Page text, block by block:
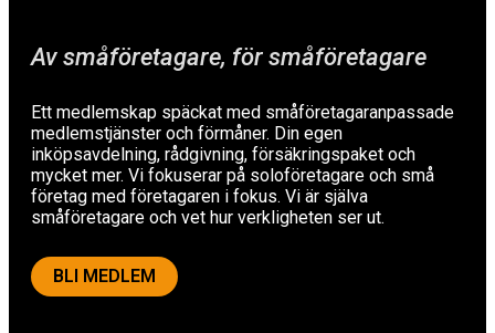
Av småföretagare, för småföretagare
Ett medlemskap späckat med småföretagaranpassade
medlemstjänster och förmåner. Din egen
inköpsavdelning, rådgivning, försäkringspaket och
mycket mer. Vi fokuserar på soloföretagare och små
företag med företagaren i fokus. Vi är själva
småföretagare och vet hur verkligheten ser ut.
BLI MEDLEM